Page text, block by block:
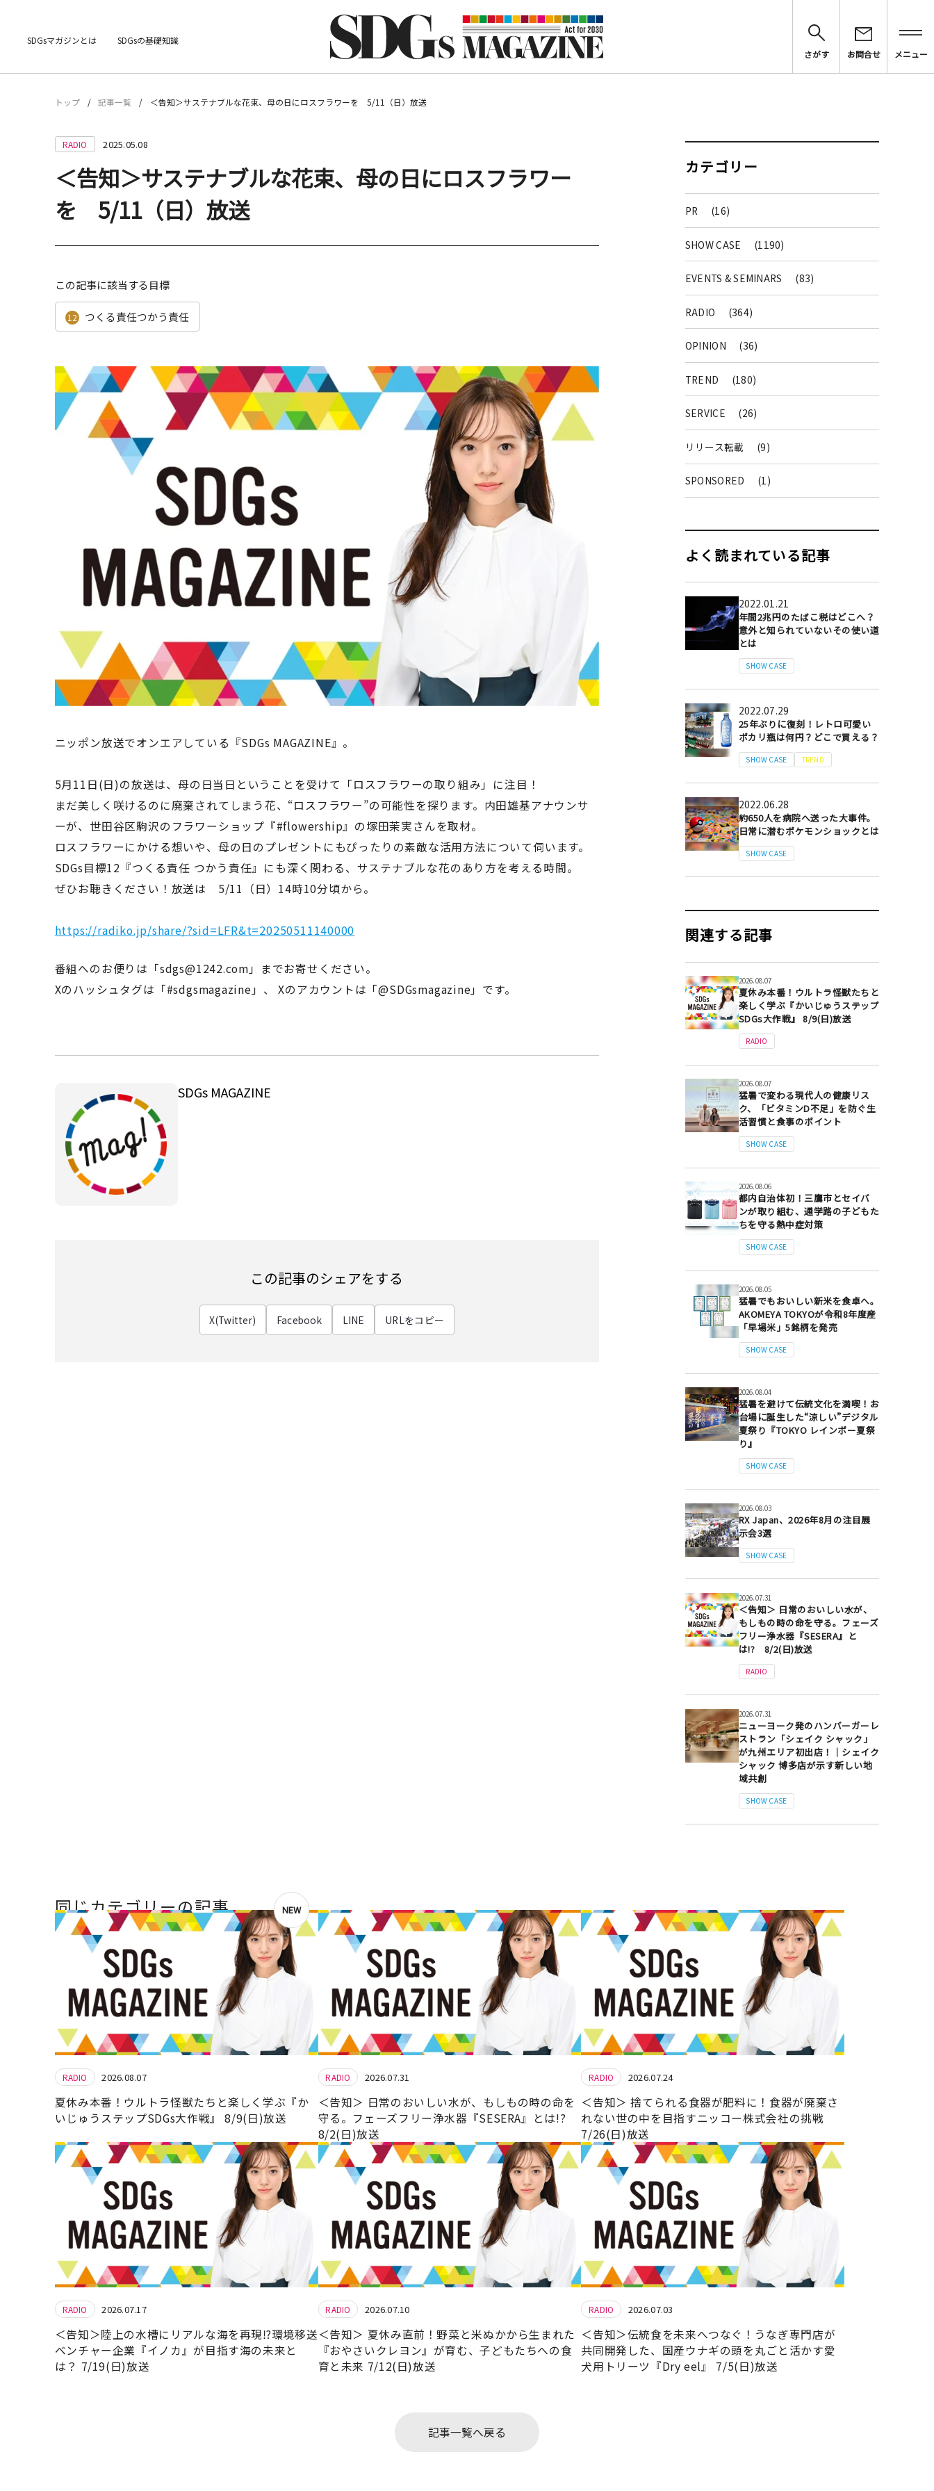
SDGsマガジンとは
SDGsの基礎知識
さがす
お問合せ メニュー
トップ 記事一覧 ＜告知＞サステナブルな花束、母の日にロスフラワーを 5/11（日）放送
RADIO 2025.05.08
＜告知＞サステナブルな花束、母の日にロスフラワー
を 5/11（日）放送
この記事に該当する目標
12 つくる責任つかう責任
ニッポン放送でオンエアしている『SDGs MAGAZINE』。
5月11日(日)の放送は、母の日当日ということを受けて「ロスフラワーの取り組み」に注目！
まだ美しく咲けるのに廃棄されてしまう花、“ロスフラワー”の可能性を探ります。内田雄基アナウンサ
ーが、世田谷区駒沢のフラワーショップ『#flowership』の塚田茉実さんを取材。
ロスフラワーにかける想いや、母の日のプレゼントにもぴったりの素敵な活用方法について伺います。
SDGs目標12『つくる責任 つかう責任』にも深く関わる、サステナブルな花のあり方を考える時間。
ぜひお聴きください！放送は 5/11（日）14時10分頃から。
https://radiko.jp/share/?sid=LFR&t=20250511140000
番組へのお便りは「sdgs@1242.com」までお寄せください。
Xのハッシュタグは「#sdgsmagazine」、 Xのアカウントは「@SDGsmagazine」です。
SDGs MAGAZINE
この記事のシェアをする
X(Twitter) Facebook LINE URLをコピー
カテゴリー
PR (16)
SHOW CASE (1190)
EVENTS & SEMINARS (83)
RADIO (364)
OPINION (36)
TREND (180)
SERVICE (26)
リリース転載 (9)
SPONSORED (1)
よく読まれている記事
2022.01.21
年間2兆円のたばこ税はどこへ？
意外と知られていないその使い道
とは
SHOW CASE
2022.07.29
25年ぶりに復刻！レトロ可愛い
ポカリ瓶は何円？どこで買える？
SHOW CASE TREND
2022.06.28
約650人を病院へ送った大事件。
日常に潜むポケモンショックとは
SHOW CASE
関連する記事
2026.08.07
夏休み本番！ウルトラ怪獣たちと
楽しく学ぶ『かいじゅうステップ
SDGs大作戦』 8/9(日)放送
RADIO
2026.08.07
猛暑で変わる現代人の健康リス
ク、「ビタミンD不足」を防ぐ生
活習慣と食事のポイント
SHOW CASE
2026.08.06
都内自治体初！三鷹市とセイバ
ンが取り組む、通学路の子どもた
ちを守る熱中症対策
SHOW CASE
2026.08.05
猛暑でもおいしい新米を食卓へ。
AKOMEYA TOKYOが令和8年度産
「早場米」5銘柄を発売
SHOW CASE
2026.08.04
猛暑を避けて伝統文化を満喫！お
台場に誕生した“涼しい”デジタル
夏祭り『TOKYO レインボー夏祭
り』
SHOW CASE
2026.08.03
RX Japan、2026年8月の注目展
示会3選
SHOW CASE
2026.07.31
＜告知＞ 日常のおいしい水が、
もしもの時の命を守る。フェーズ
フリー浄水器『SESERA』と
は!? 8/2(日)放送
RADIO
2026.07.31
ニューヨーク発のハンバーガーレ
ストラン「シェイク シャック」
が九州エリア初出店！｜シェイク
シャック 博多店が示す新しい地
域共創
SHOW CASE
同じカテゴリーの記事 NEW
RADIO 2026.08.07
夏休み本番！ウルトラ怪獣たちと楽しく学ぶ『か
いじゅうステップSDGs大作戦』 8/9(日)放送
RADIO 2026.07.31
＜告知＞ 日常のおいしい水が、もしもの時の命を
守る。フェーズフリー浄水器『SESERA』とは!?
8/2(日)放送
RADIO 2026.07.24
＜告知＞ 捨てられる食器が肥料に！食器が廃棄さ
れない世の中を目指すニッコー株式会社の挑戦
7/26(日)放送
RADIO 2026.07.17
＜告知＞陸上の水槽にリアルな海を再現⁉環境移送
ベンチャー企業『イノカ』が目指す海の未来と
は？ 7/19(日)放送
RADIO 2026.07.10
＜告知＞ 夏休み直前！野菜と米ぬかから生まれた
『おやさいクレヨン』が育む、子どもたちへの食
育と未来 7/12(日)放送
RADIO 2026.07.03
＜告知＞伝統食を未来へつなぐ！うなぎ専門店が
共同開発した、国産ウナギの頭を丸ごと活かす愛
犬用トリーツ『Dry eel』 7/5(日)放送
記事一覧へ戻る